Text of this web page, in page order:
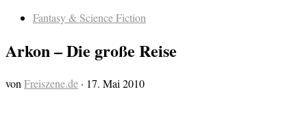
Fantasy & Science Fiction
Arkon – Die große Reise
von Freiszene.de · 17. Mai 2010